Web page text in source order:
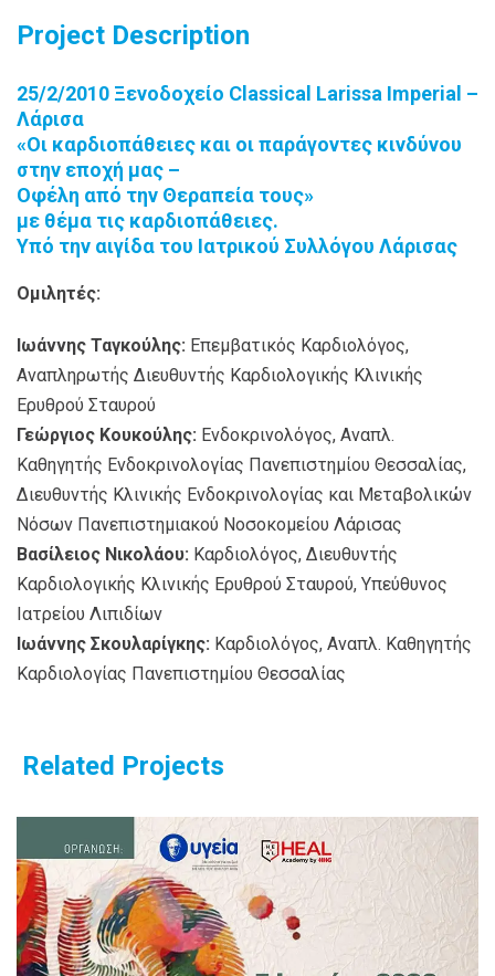
Project Description
25/2/2010 Ξενοδοχείο Classical Larissa Imperial –
Λάρισα
«Οι καρδιοπάθειες και οι παράγοντες κινδύνου
στην εποχή μας –
Οφέλη από την Θεραπεία τους»
με θέμα τις καρδιοπάθειες.
Υπό την αιγίδα του Ιατρικού Συλλόγου Λάρισας
Ομιλητές:
Ιωάννης Ταγκούλης: Επεμβατικός Καρδιολόγος,
Αναπληρωτής Διευθυντής Καρδιολογικής Κλινικής
Ερυθρού Σταυρού
Γεώργιος Κουκούλης: Ενδοκρινολόγος, Αναπλ.
Καθηγητής Ενδοκρινολογίας Πανεπιστημίου Θεσσαλίας,
Διευθυντής Κλινικής Ενδοκρινολογίας και Μεταβολικών
Νόσων Πανεπιστημιακού Νοσοκομείου Λάρισας
Βασίλειος Νικολάου: Καρδιολόγος, Διευθυντής
Καρδιολογικής Κλινικής Ερυθρού Σταυρού, Υπεύθυνος
Ιατρείου Λιπιδίων
Ιωάννης Σκουλαρίγκης: Καρδιολόγος, Αναπλ. Καθηγητής
Καρδιολογίας Πανεπιστημίου Θεσσαλίας
Related Projects